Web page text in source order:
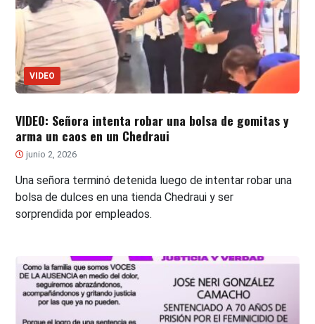
VIDEO
VIDEO: Señora intenta robar una bolsa de gomitas y
arma un caos en un Chedraui
junio 2, 2026
Una señora terminó detenida luego de intentar robar una
bolsa de dulces en una tienda Chedraui y ser
sorprendida por empleados.